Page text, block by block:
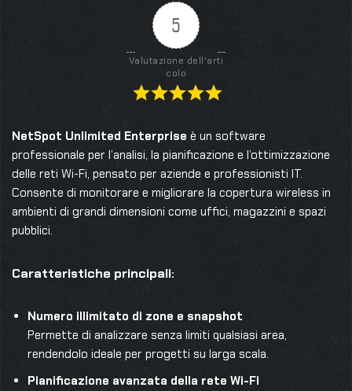
5
Valutazione dell'arti
colo
NetSpot Unlimited Enterprise è un software
professionale per l’analisi, la pianificazione e l’ottimizzazione
delle reti Wi-Fi, pensato per aziende e professionisti IT.
Consente di monitorare e migliorare la copertura wireless in
ambienti di grandi dimensioni come uffici, magazzini e spazi
pubblici.
Caratteristiche principali:
Numero illimitato di zone e snapshot
Permette di analizzare senza limiti qualsiasi area,
rendendolo ideale per progetti su larga scala.
Pianificazione avanzata della rete Wi-Fi